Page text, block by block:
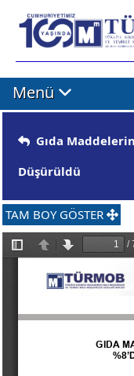
Menü
Gıda
Düşürüldü
TAM BOY GÖSTER